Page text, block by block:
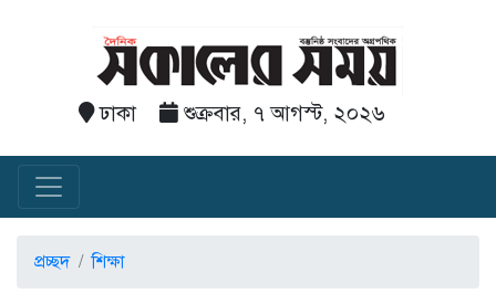
ঢাকা শুক্রবার, ৭ আগস্ট, ২০২৬
প্রচ্ছদ শিক্ষা